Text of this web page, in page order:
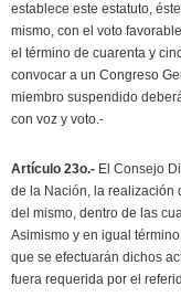
establece este estatuto,
mismo, con el voto
el término de cuarenta y
convocar a un Congreso
miembro suspendido
con voz y voto.-
Artículo 23o.- El Consejo
de la Nación, la realización
del mismo, dentro de las
Asimismo y en igual
que se efectuarán dichos
fuera requerida por el